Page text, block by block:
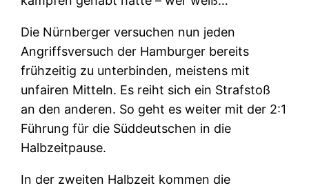
Die Nürnberger versuchen nun jeden
Angriffsversuch der Hamburger bereits
frühzeitig zu unterbinden, meistens mit
unfairen Mitteln. Es reiht sich ein Strafstoß
an den anderen. So geht es weiter mit der 2:1
Führung für die Süddeutschen in die
Halbzeitpause.
In der zweiten Halbzeit kommen die